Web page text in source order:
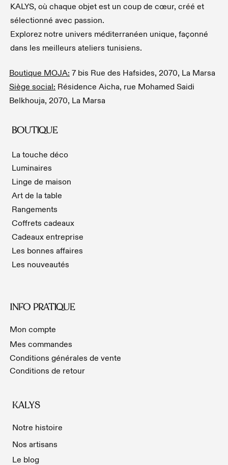
KALYS, où chaque objet est un coup de cœur, créé et
sélectionné avec passion.
Explorez notre univers méditerranéen unique, façonné
dans les meilleurs ateliers tunisiens.
Boutique MOJA: 7 bis Rue des Hafsides, 2070, La Marsa
Siège social: Résidence Aicha, rue Mohamed Saidi
Belkhouja, 2070, La Marsa
BOUTIQUE
La touche déco
Luminaires
Linge de maison
Art de la table
Rangements
Coffrets cadeaux
Cadeaux entreprise
Les bonnes affaires
Les nouveautés
INFO PRATIQUE
Mon compte
Mes commandes
Conditions générales de vente
Conditions de retour
KALYS
Notre histoire
Nos artisans
Le blog